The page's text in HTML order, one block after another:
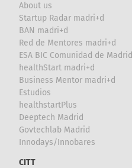
About us
Startup Radar madri+d
BAN madri+d
Red de Mentores madri+d
ESA BIC Comunidad de Madrid
healthStart madri+d
Business Mentor madri+d
Estudios
healthstartPlus
Deeptech Madrid
Govtechlab Madrid
Innodays/Innobares
CITT